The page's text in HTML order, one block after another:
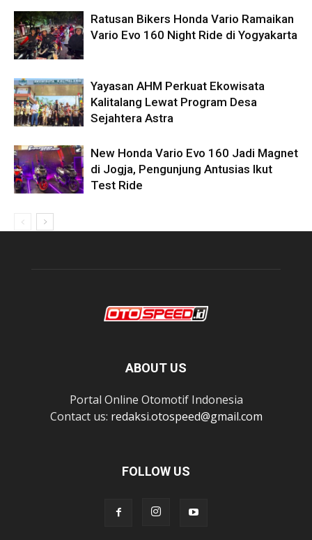
Ratusan Bikers Honda Vario Ramaikan
Vario Evo 160 Night Ride di Yogyakarta
Yayasan AHM Perkuat Ekowisata
Kalitalang Lewat Program Desa
Sejahtera Astra
New Honda Vario Evo 160 Jadi Magnet
di Jogja, Pengunjung Antusias Ikut
Test Ride
ABOUT US
Portal Online Otomotif Indonesia
Contact us: redaksi.otospeed@gmail.com
FOLLOW US